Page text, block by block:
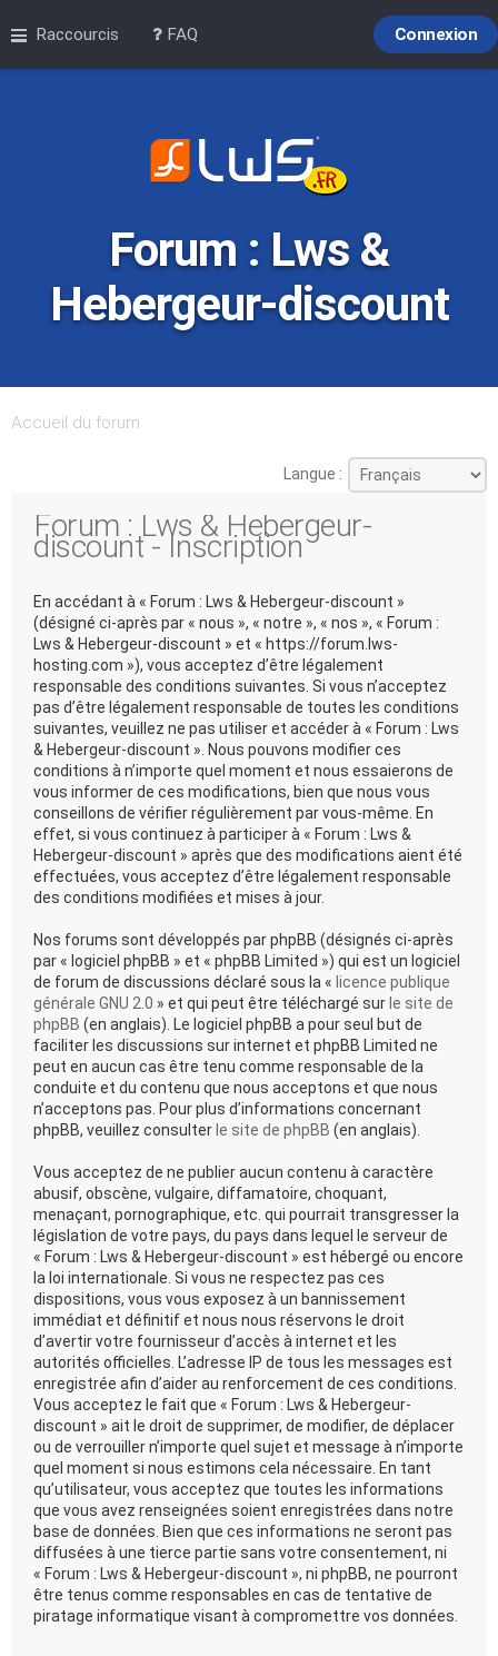
Raccourcis FAQ Connexion
Forum : Lws &
Hebergeur-discount
Accueil du forum
Langue :
Forum : Lws & Hebergeur-
discount - Inscription
En accédant à « Forum : Lws & Hebergeur-discount »
(désigné ci-après par « nous », « notre », « nos », « Forum :
Lws & Hebergeur-discount » et « https://forum.lws-
hosting.com »), vous acceptez d’être légalement
responsable des conditions suivantes. Si vous n’acceptez
pas d’être légalement responsable de toutes les conditions
suivantes, veuillez ne pas utiliser et accéder à « Forum : Lws
& Hebergeur-discount ». Nous pouvons modifier ces
conditions à n’importe quel moment et nous essaierons de
vous informer de ces modifications, bien que nous vous
conseillons de vérifier régulièrement par vous-même. En
effet, si vous continuez à participer à « Forum : Lws &
Hebergeur-discount » après que des modifications aient été
effectuées, vous acceptez d’être légalement responsable
des conditions modifiées et mises à jour.
Nos forums sont développés par phpBB (désignés ci-après
par « logiciel phpBB » et « phpBB Limited ») qui est un logiciel
de forum de discussions déclaré sous la « licence publique
générale GNU 2.0 » et qui peut être téléchargé sur le site de
phpBB (en anglais). Le logiciel phpBB a pour seul but de
faciliter les discussions sur internet et phpBB Limited ne
peut en aucun cas être tenu comme responsable de la
conduite et du contenu que nous acceptons et que nous
n’acceptons pas. Pour plus d’informations concernant
phpBB, veuillez consulter le site de phpBB (en anglais).
Vous acceptez de ne publier aucun contenu à caractère
abusif, obscène, vulgaire, diffamatoire, choquant,
menaçant, pornographique, etc. qui pourrait transgresser la
législation de votre pays, du pays dans lequel le serveur de
« Forum : Lws & Hebergeur-discount » est hébergé ou encore
la loi internationale. Si vous ne respectez pas ces
dispositions, vous vous exposez à un bannissement
immédiat et définitif et nous nous réservons le droit
d’avertir votre fournisseur d’accès à internet et les
autorités officielles. L’adresse IP de tous les messages est
enregistrée afin d’aider au renforcement de ces conditions.
Vous acceptez le fait que « Forum : Lws & Hebergeur-
discount » ait le droit de supprimer, de modifier, de déplacer
ou de verrouiller n’importe quel sujet et message à n’importe
quel moment si nous estimons cela nécessaire. En tant
qu’utilisateur, vous acceptez que toutes les informations
que vous avez renseignées soient enregistrées dans notre
base de données. Bien que ces informations ne seront pas
diffusées à une tierce partie sans votre consentement, ni
« Forum : Lws & Hebergeur-discount », ni phpBB, ne pourront
être tenus comme responsables en cas de tentative de
piratage informatique visant à compromettre vos données.